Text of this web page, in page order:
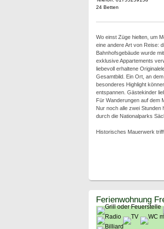
24 Betten
Wo einst Züge hielten, um
eine andere Art von Reise:
Bahnhofsgebäude wurde
exklusive Appartements
liebevoll erhaltene
Gesamtbild. Ein Ort, an
besonderes Highlight
entspannen. Gästekinder
Für Wanderungen auf dem
Nur noch alle zwei Stunden
durch die Nationalparks
Historisches Mauerwerk
Ferienwohnung